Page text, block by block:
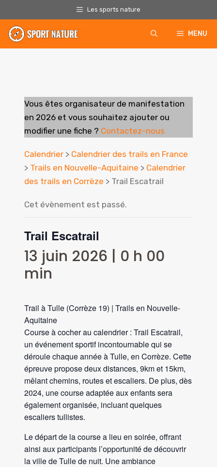
au
contenu
Les sports nature
MENU
Vous êtes organisateur de manifestation
en 2026 et vous souhaitez ajouter ou
modifier une fiche ? Contactez-nous
Calendrier > Calendrier des trails en France
> Trails en Nouvelle-Aquitaine > Calendrier
des trails en Corrèze > Trail Escatrail
Cet évènement est passé.
Trail Escatrail
13 juin 2026 | 0 h 00
min
Trail à Tulle (Corrèze 19) | Trails en Nouvelle-
Aquitaine
Course à cocher au calendrier : Trail Escatrail,
un événement sportif incontournable qui se
déroule chaque année à Tulle, en Corrèze. Cette
épreuve propose deux distances, 9km et 15km,
mêlant chemins, routes et escaliers. De plus, dès
2024, une course adaptée aux enfants sera
également organisée, incluant quelques
escaliers tullistes.
Le départ de la course a lieu en soirée, offrant
ainsi aux participants l’opportunité de découvrir
la ville de Tulle de nuit. Une ambiance